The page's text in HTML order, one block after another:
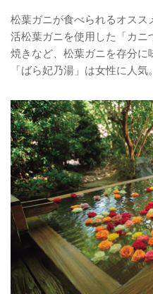
松葉ガニが食べられるオスス
活松葉ガニを使用した「カニ
焼きなど、松葉ガニを存分に
「ばら妃乃湯」は女性に人気。